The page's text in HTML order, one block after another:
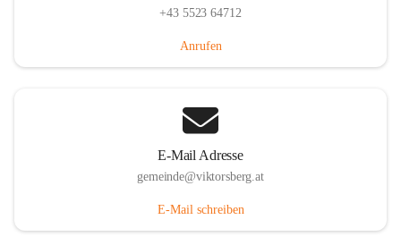
+43 5523 64712
Anrufen
E-Mail Adresse
gemeinde@viktorsberg.at
E-Mail schreiben